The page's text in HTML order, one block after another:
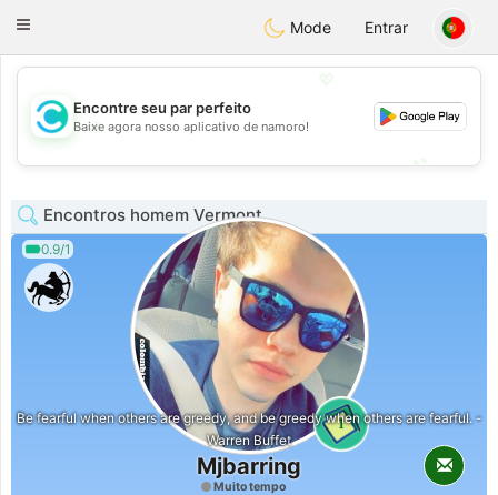
olombiaCitas
Toggle
Mode Entrar
💖
💕
Encontre seu par perfeito
Baixe agora nosso aplicativo de namoro!
Encontros homem Vermont
0.9/1
1
Be fearful when others are greedy, and be greedy when others are fearful. -
Warren Buffet
Mjbarring
Muito tempo